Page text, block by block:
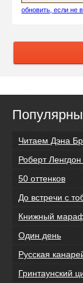
обновить, если не
Читаем Дэна
Роберт
50 оттенков
До встречи с
Книжный
Один день
Русская
Гринтаунский